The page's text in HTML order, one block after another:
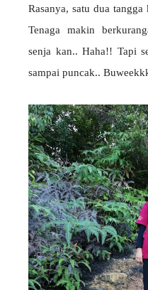
Rasanya, satu dua
Tenaga makin
senja kan.. Haha!! Tapi
sampai puncak..